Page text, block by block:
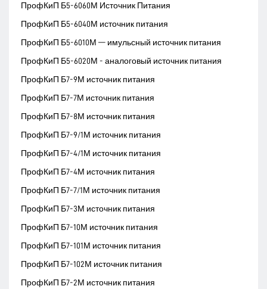
ПрофКиП Б5-6060М Источник Питания
ПрофКиП Б5-6040М источник питания
ПрофКиП Б5-6010М — имульсный источник питания
ПрофКиП Б5-6020М - аналоговый источник питания
ПрофКиП Б7-9М источник питания
ПрофКиП Б7-7М источник питания
ПрофКиП Б7-8М источник питания
ПрофКиП Б7-9/1М источник питания
ПрофКиП Б7-4/1М источник питания
ПрофКиП Б7-4М источник питания
ПрофКиП Б7-7/1М источник питания
ПрофКиП Б7-3М источник питания
ПрофКиП Б7-10М источник питания
ПрофКиП Б7-101М источник питания
ПрофКиП Б7-102М источник питания
ПрофКиП Б7-2М источник питания